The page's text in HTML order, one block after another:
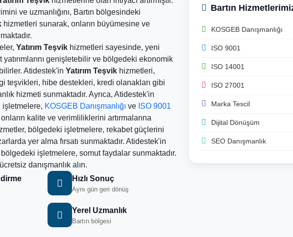
ve uzmanlığını, Bartın bölgesindeki
hizmetleri sunarak, onların büyümesine ve
Yatırım Teşvik hizmetleri sayesinde, yeni
yatırımlarını genişletebilir ve bölgedeki ekonomik
Atidestek'in Yatırım Teşvik hizmetleri,
teşvikleri, hibe destekleri, kredi olanakları gibi
hizmeti sunmaktadır. Ayrıca, Atidestek'in
KOSGEB Danışmanlığı ve ISO 9001
kalite ve verimliliklerini artırmalarına
bölgedeki işletmelere, rekabet güçlerini
yer alma fırsatı sunmaktadır. Atidestek'in
işletmelere, somut faydalar sunmaktadır.
danışmanlık alın.
Hızlı Sonuç
Aynı gün geri dönüş
Yerel Uzmanlık
Bartın bölgesi
Bartın
KOSGEB Danışmanlığı
ISO 9001
ISO 14001
ISO 27001
Marka Tescil
Dijital Dönüşüm
SEO Danışmanlık